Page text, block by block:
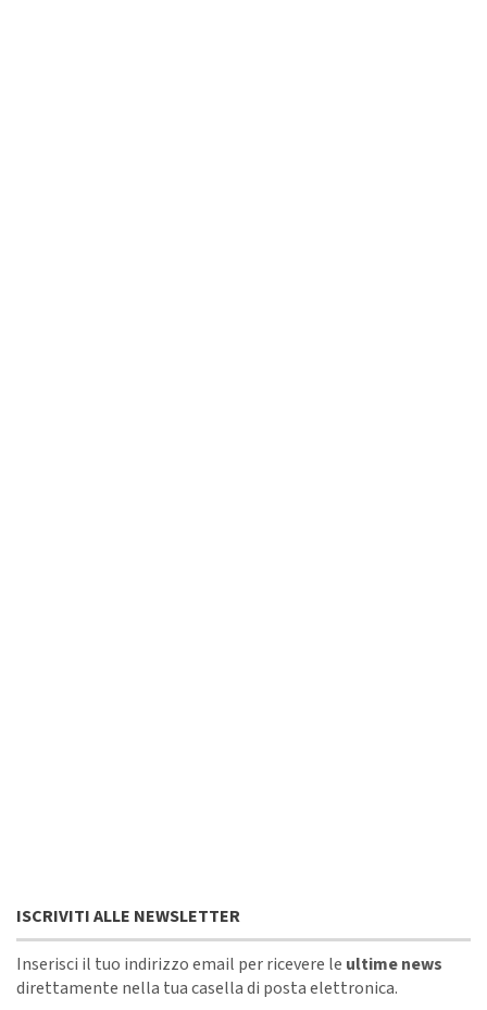
ISCRIVITI ALLE NEWSLETTER
Inserisci il tuo indirizzo email per ricevere le ultime news
direttamente nella tua casella di posta elettronica.